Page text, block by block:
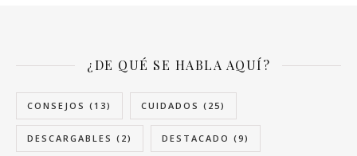
¿DE QUÉ SE HABLA AQUÍ?
CONSEJOS (13) CUIDADOS (25)
DESCARGABLES (2) DESTACADO (9)